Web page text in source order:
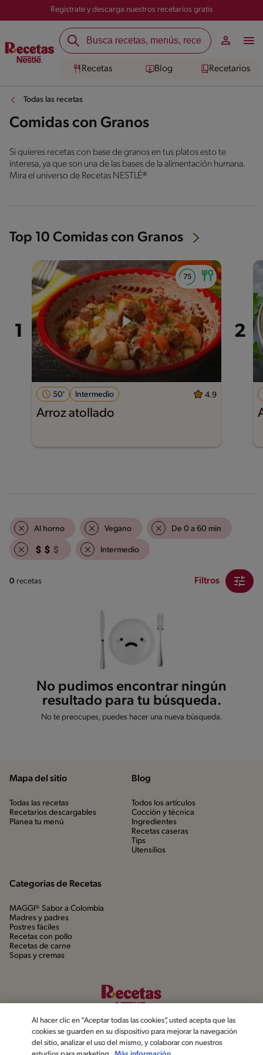
Registrate y descarga nuestros recetarios gratis
Recetas Blog Recetarios
Todas las recetas
Comidas con Granos
Si quieres recetas con base de granos en tus platos esto te
interesa, ya que son una de las bases de la alimentación humana.
Mira el universo de Recetas NESTLÉ®
Top 10 Comidas con Granos
50' Intermedio 4.9
Arroz atollado
Al horno Vegano De 0 a 60 min
Intermedio
0 recetas Filtros
No pudimos encontrar ningún
resultado para tu búsqueda.
No te preocupes, puedes hacer una nueva búsqueda.
Mapa del sitio
Todas las recetas
Recetarios descargables
Planea tu menú
Blog
Todos los artículos
Cocción y técnica
Ingredientes
Recetas caseras
Tips
Utensílios
Categorias de Recetas
MAGGI® Sabor a Colombia
Madres y padres
Postres fáciles
Recetas con pollo
Recetas de carne
Sopas y cremas
Al hacer clic en “Aceptar todas las cookies”, usted acepta que las
cookies se guarden en su dispositivo para mejorar la navegación
del sitio, analizar el uso del mismo, y colaborar con nuestros